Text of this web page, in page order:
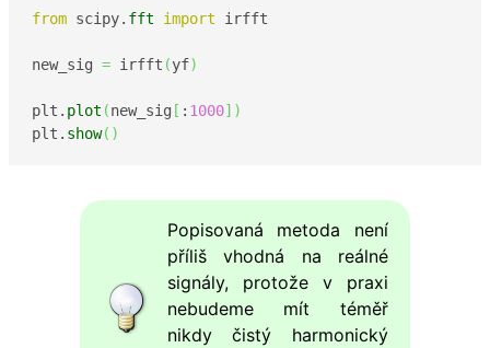
from scipy. fft import irfft
new_sig = irfft (yf)
plt. plot (new_sig [ : 1000] )
plt. show( )
Popisovaná metoda není
příliš vhodná na reálné
signály, protože v praxi
nebudeme mít téměř
nikdy čistý harmonický